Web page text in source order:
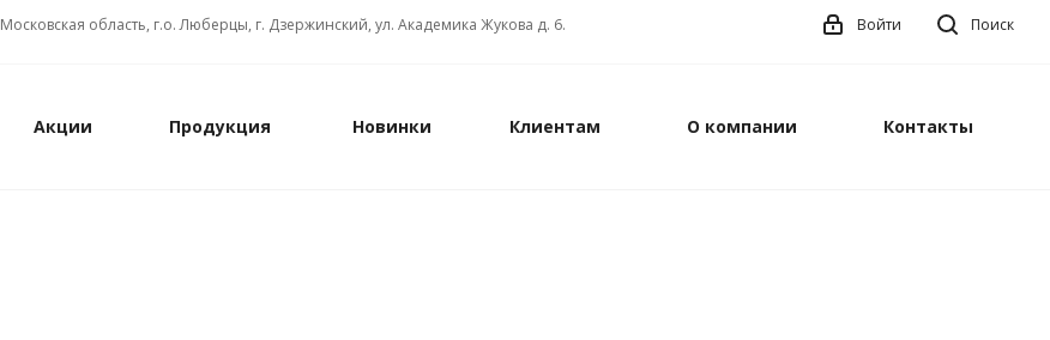
Московская область, г.о. Люберцы, г. Дзержинский, ул. Академика Жукова д. 6. Поиск
Войти
Акции Продукция Новинки Клиентам О компании Контакты